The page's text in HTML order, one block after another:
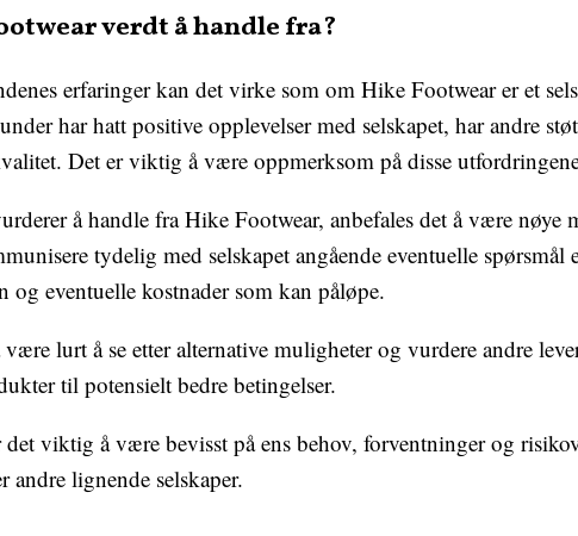
verdt å handle fra?
erfaringer kan det virke som om Hike Footwear er et
har hatt positive opplevelser med selskapet, har andre
Det er viktig å være oppmerksom på disse
å handle fra Hike Footwear, anbefales det å være nøye
tydelig med selskapet angående eventuelle
og eventuelle kostnader som kan påløpe.
lurt å se etter alternative muligheter og vurdere andre
til potensielt bedre betingelser.
det viktig å være bevisst på ens behov, forventninger og
andre lignende selskaper.